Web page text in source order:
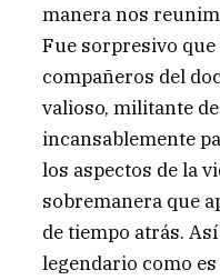
manera nos
Fue sorpresivo
compañeros del
valioso, militante
incansablemente
los aspectos de la
sobremanera que
de tiempo atrás.
legendario como